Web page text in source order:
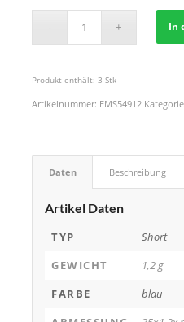
In
Produkt enthält: 3Stk
Artikelnummer: EMS54912
Daten Beschreibung
Artikel Daten
TYP
Short
GEWICHT
1,2 g
FARBE
blau